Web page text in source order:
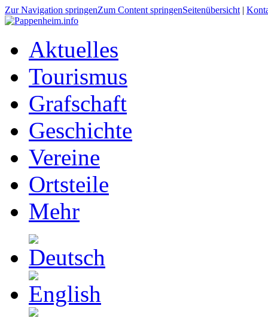
Zur Navigation springenZum Content springenSeitenübersicht |
Aktuelles
Tourismus
Grafschaft
Geschichte
Vereine
Ortsteile
Mehr